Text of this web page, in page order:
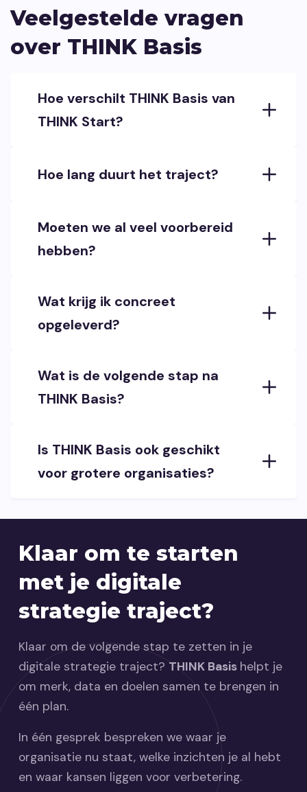
Veelgestelde vragen
over THINK Basis
Hoe verschilt THINK Basis van
THINK Start?
Hoe lang duurt het traject?
Moeten we al veel voorbereid
hebben?
Wat krijg ik concreet
opgeleverd?
Wat is de volgende stap na
THINK Basis?
Is THINK Basis ook geschikt
voor grotere organisaties?
Klaar om te starten
met je digitale
strategie traject?
Klaar om de volgende stap te zetten in je
digitale strategie traject? THINK Basis helpt je
om merk, data en doelen samen te brengen in
één plan.
In één gesprek bespreken we waar je
organisatie nu staat, welke inzichten je al hebt
en waar kansen liggen voor verbetering.